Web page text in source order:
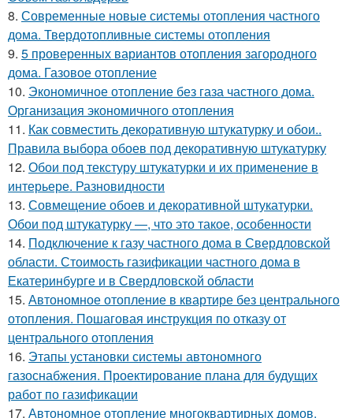
8. Современные новые системы отопления частного
дома. Твердотопливные системы отопления
9. 5 проверенных вариантов отопления загородного
дома. Газовое отопление
10. Экономичное отопление без газа частного дома.
Организация экономичного отопления
11. Как совместить декоративную штукатурку и обои..
Правила выбора обоев под декоративную штукатурку
12. Обои под текстуру штукатурки и их применение в
интерьере. Разновидности
13. Совмещение обоев и декоративной штукатурки.
Обои под штукатурку —, что это такое, особенности
14. Подключение к газу частного дома в Свердловской
области. Стоимость газификации частного дома в
Екатеринбурге и в Свердловской области
15. Автономное отопление в квартире без центрального
отопления. Пошаговая инструкция по отказу от
центрального отопления
16. Этапы установки системы автономного
газоснабжения. Проектирование плана для будущих
работ по газификации
17. Автономное отопление многоквартирных домов.